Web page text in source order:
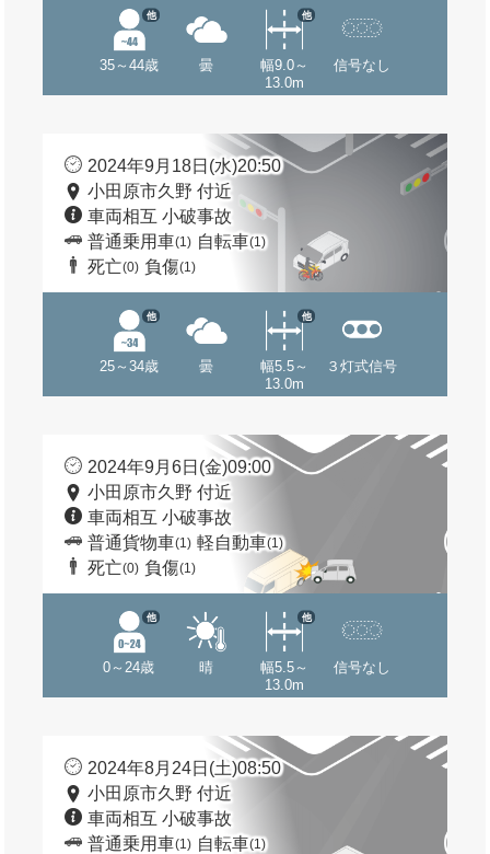
35～44歳
他
曇
幅9.0～
13.0m
他
信号なし
2024年9月18日(水)20:50
小田原市久野 付近
車両相互 小破事故
普通乗用車(1) 自転車(1)
死亡(0) 負傷(1)
25～34歳
他
曇
幅5.5～
13.0m
他
３灯式信号
2024年9月6日(金)09:00
小田原市久野 付近
車両相互 小破事故
普通貨物車(1) 軽自動車(1)
死亡(0) 負傷(1)
0～24歳
他
晴
幅5.5～
13.0m
他
信号なし
2024年8月24日(土)08:50
小田原市久野 付近
車両相互 小破事故
普通乗用車(1) 自転車(1)